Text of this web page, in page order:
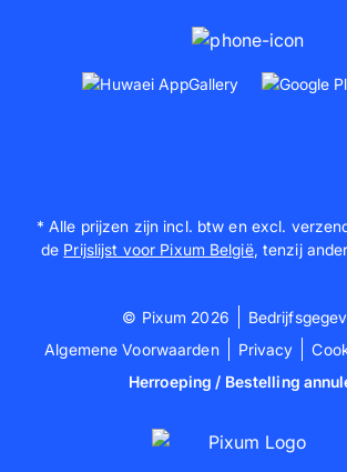
* Alle prijzen zijn incl. btw en excl.
de Prijslijst voor Pixum België, tenzij
© Pixum 2026
Algemene Voorwaarden
Privacy
Herroeping / Bestelling